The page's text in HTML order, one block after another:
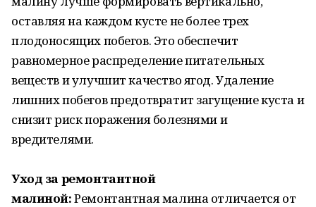
оставляя на каждом кусте не более трех
плодоносящих побегов. Это обеспечит
равномерное распределение питательных
веществ и улучшит качество ягод. Удаление
лишних побегов предотвратит загущение куста и
снизит риск поражения болезнями и
вредителями.
Уход за ремонтантной
малиной:Ремонтантная малина отличается от